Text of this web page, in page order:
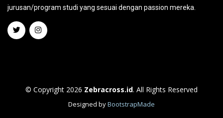
jurusan/program studi yang sesuai dengan passion mereka.
© Copyright 2026 Zebracross.id. All Rights Reserved
Designed byBootstrapMade